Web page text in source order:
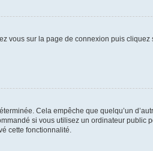
vous sur la page de connexion puis cliquez
Cela empêche que quelqu’un
si vous utilisez un ordinateur public
cette fonctionnalité.